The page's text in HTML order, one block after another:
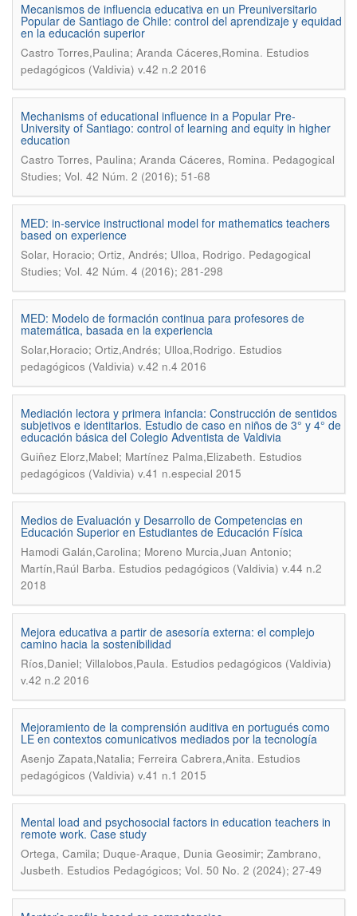
Mecanismos de influencia educativa en un Preuniversitario
Popular de Santiago de Chile: control del aprendizaje y equidad
en la educación superior
Castro Torres,Paulina; Aranda Cáceres,Romina. Estudios
pedagógicos (Valdivia) v.42 n.2 2016
Mechanisms of educational influence in a Popular Pre-
University of Santiago: control of learning and equity in higher
education
Castro Torres, Paulina; Aranda Cáceres, Romina. Pedagogical
Studies; Vol. 42 Núm. 2 (2016); 51-68
MED: in-service instructional model for mathematics teachers
based on experience
Solar, Horacio; Ortiz, Andrés; Ulloa, Rodrigo. Pedagogical
Studies; Vol. 42 Núm. 4 (2016); 281-298
MED: Modelo de formación continua para profesores de
matemática, basada en la experiencia
Solar,Horacio; Ortiz,Andrés; Ulloa,Rodrigo. Estudios
pedagógicos (Valdivia) v.42 n.4 2016
Mediación lectora y primera infancia: Construcción de sentidos
subjetivos e identitarios. Estudio de caso en niños de 3° y 4° de
educación básica del Colegio Adventista de Valdivia
Guiñez Elorz,Mabel; Martínez Palma,Elizabeth. Estudios
pedagógicos (Valdivia) v.41 n.especial 2015
Medios de Evaluación y Desarrollo de Competencias en
Educación Superior en Estudiantes de Educación Física
Hamodi Galán,Carolina; Moreno Murcia,Juan Antonio;
Martín,Raúl Barba. Estudios pedagógicos (Valdivia) v.44 n.2
2018
Mejora educativa a partir de asesoría externa: el complejo
camino hacia la sostenibilidad
Ríos,Daniel; Villalobos,Paula. Estudios pedagógicos (Valdivia)
v.42 n.2 2016
Mejoramiento de la comprensión auditiva en portugués como
LE en contextos comunicativos mediados por la tecnología
Asenjo Zapata,Natalia; Ferreira Cabrera,Anita. Estudios
pedagógicos (Valdivia) v.41 n.1 2015
Mental load and psychosocial factors in education teachers in
remote work. Case study
Ortega, Camila; Duque-Araque, Dunia Geosimir; Zambrano,
Jusbeth. Estudios Pedagógicos; Vol. 50 No. 2 (2024); 27-49